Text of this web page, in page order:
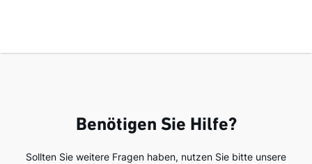
Benötigen Sie Hilfe?
Sollten Sie weitere Fragen haben, nutzen Sie bitte unsere